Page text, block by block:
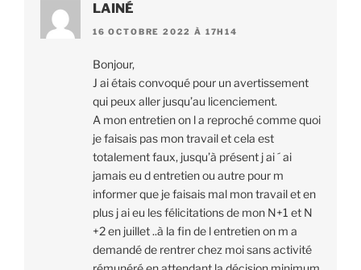
LAINÉ
16 OCTOBRE 2022 À 17H14
Bonjour,
J ai étais convoqué pour un avertissement
qui peux aller jusqu’au licenciement.
A mon entretien on l a reproché comme quoi
je faisais pas mon travail et cela est
totalement faux, jusqu’à présent j ai ´ ai
jamais eu d entretien ou autre pour m
informer que je faisais mal mon travail et en
plus j ai eu les félicitations de mon N+1 et N
+2 en juillet ..à la fin de l entretien on m a
demandé de rentrer chez moi sans activité